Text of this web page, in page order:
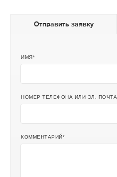
Отправить заявку
ИМЯ
НОМЕР ТЕЛЕФОНА ИЛИ ЭЛ. ПОЧТА
КОММЕНТАРИЙ